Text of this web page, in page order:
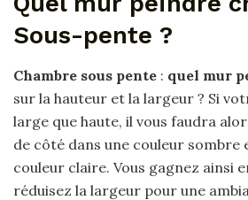
Sous-pente ?
Chambre sous pente : quel mur
sur la hauteur et la largeur ? Si
large que haute, il vous faudra
de côté dans une couleur sombre
couleur claire. Vous gagnez ainsi
réduisez la largeur pour une